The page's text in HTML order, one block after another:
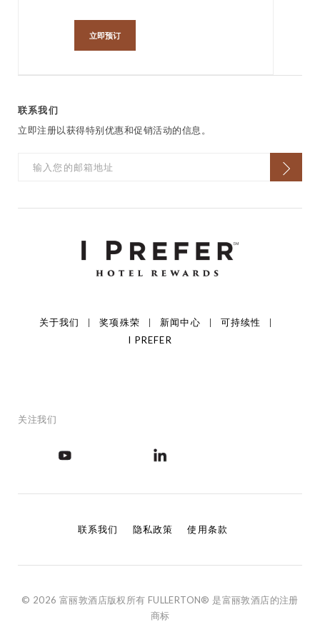
立即预订
联系我们
立即注册以获得特别优惠和促销活动的信息。
关于我们 奖项殊荣 新闻中心
可持续性
I PREFER
关注我们
联系我们 隐私政策 使用条款
© 2026 富丽敦酒店版权所有 FULLERTON® 是富丽敦酒店的注册
商标